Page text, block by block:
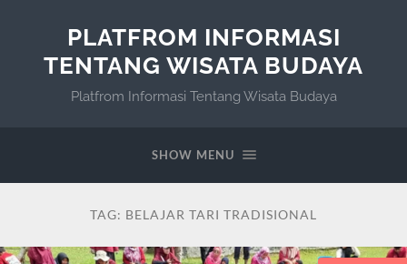
PLATFROM INFORMASI
TENTANG WISATA BUDAYA
Platfrom Informasi Tentang Wisata Budaya
SHOW MENU
TAG: BELAJAR TARI TRADISIONAL